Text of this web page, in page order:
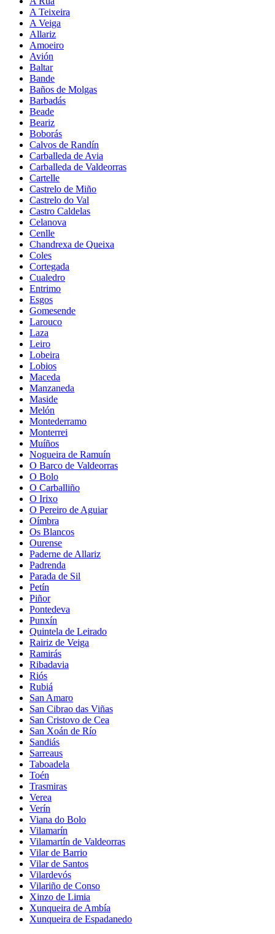
A Teixeira
A Veiga
Allariz
Amoeiro
Avión
Baltar
Bande
Baños de Molgas
Barbadás
Beade
Beariz
Boborás
Calvos de Randín
Carballeda de Avia
Carballeda de Valdeorras
Cartelle
Castrelo de Miño
Castrelo do Val
Castro Caldelas
Celanova
Cenlle
Chandrexa de Queixa
Coles
Cortegada
Cualedro
Entrimo
Esgos
Gomesende
Larouco
Laza
Leiro
Lobeira
Lobios
Maceda
Manzaneda
Maside
Melón
Montederramo
Monterrei
Muíños
Nogueira de Ramuín
O Barco de Valdeorras
O Bolo
O Carballiño
O Irixo
O Pereiro de Aguiar
Oímbra
Os Blancos
Ourense
Paderne de Allariz
Padrenda
Parada de Sil
Petín
Piñor
Pontedeva
Punxín
Quintela de Leirado
Rairiz de Veiga
Ramirás
Ribadavia
Riós
Rubiá
San Amaro
San Cibrao das Viñas
San Cristovo de Cea
San Xoán de Río
Sandiás
Sarreaus
Taboadela
Toén
Trasmiras
Verea
Verín
Viana do Bolo
Vilamarín
Vilamartín de Valdeorras
Vilar de Barrio
Vilar de Santos
Vilardevós
Vilariño de Conso
Xinzo de Limia
Xunqueira de Ambía
Xunqueira de Espadanedo